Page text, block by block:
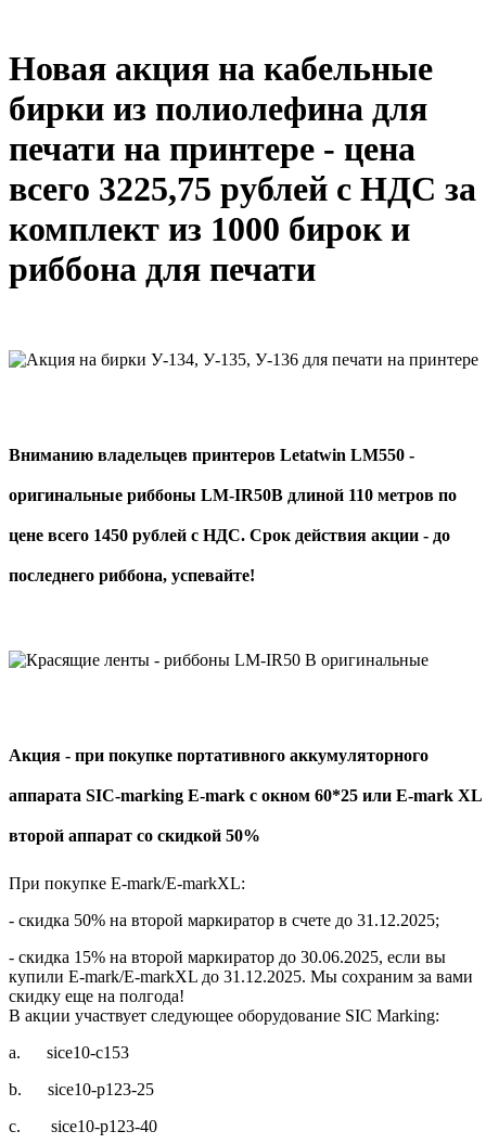
Новая акция на кабельные
бирки из полиолефина для
печати на принтере - цена
всего 3225,75 рублей с НДС за
комплект из 1000 бирок и
риббона для печати
Вниманию владельцев принтеров Letatwin LM550 -
оригинальные риббоны LM-IR50B длиной 110 метров по
цене всего 1450 рублей с НДС. Срок действия акции - до
последнего риббона, успевайте!
Акция - при покупке портативного аккумуляторного
аппарата SIC-marking E-mark с окном 60*25 или E-mark XL
второй аппарат со скидкой 50%
При покупке E-mark/E-markXL:
- скидка 50% на второй маркиратор в счете до 31.12.2025;
- скидка 15% на второй маркиратор до 30.06.2025, если вы
купили E-mark/E-markXL до 31.12.2025. Мы сохраним за вами
скидку еще на полгода!
В акции участвует следующее оборудование SIC Marking:
a.
sice10-c153
b.
sice10-p123-25
c.
sice10-p123-40